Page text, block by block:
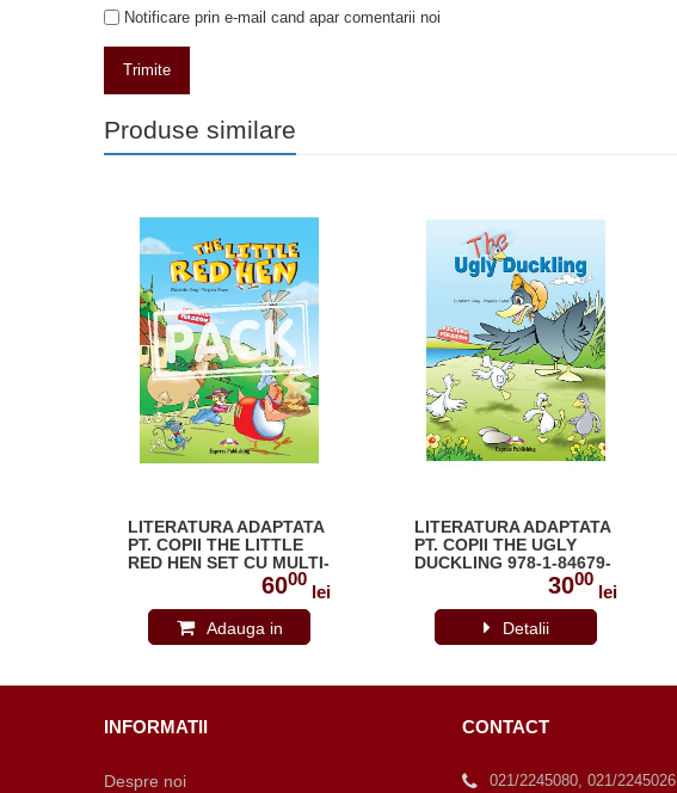
Notificare prin e-mail cand apar comentarii noi
Trimite
Produse similare
LITERATURA ADAPTATA
PT. COPII THE LITTLE
RED HEN SET CU MULTI-
ROM ( CARTE + MULTI-
ROM ) 978-1-84974-176-7
6000
lei
Adauga in
LITERATURA ADAPTATA
PT. COPII THE UGLY
DUCKLING 978-1-84679-
3000
lei
Detalii
INFORMATII
Despre noi
CONTACT
021/2245080, 021/2245026